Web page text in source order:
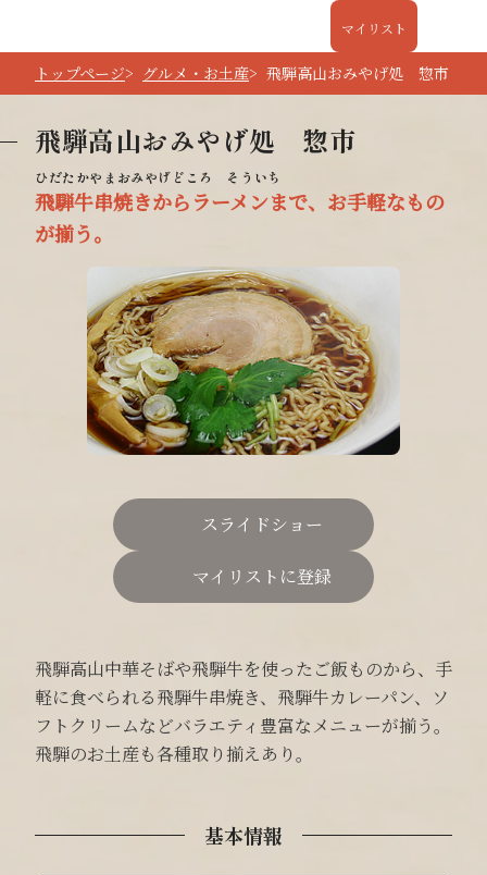
マイリスト
トップページ グルメ・お土産 飛騨高山おみやげ処 惣市
飛騨高山おみやげ処 惣市
飛騨牛串焼きからラーメンまで、お手軽なもの
が揃う。
飛騨高山中華そばや飛騨牛を使ったご飯ものから、手
軽に食べられる飛騨牛串焼き、飛騨牛カレーパン、ソ
フトクリームなどバラエティ豊富なメニューが揃う。
飛騨のお土産も各種取り揃えあり。
スライドショー
マイリストに登録
基本情報